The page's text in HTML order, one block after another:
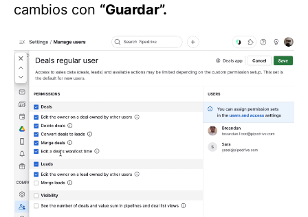
cambios con “Guardar”.